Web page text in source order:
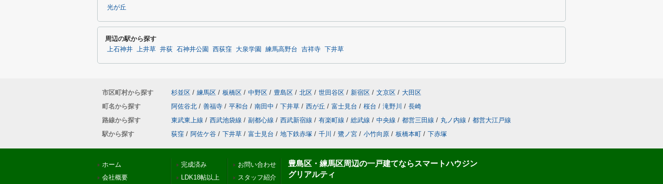
光が丘
周辺の駅から探す
上石神井 上井草 井荻 石神井公園 西荻窪 大泉学園 練馬高野台 吉祥寺 下井草
市区町村から探す 杉並区 / 練馬区 / 板橋区 / 中野区 / 豊島区 / 北区 / 世田谷区 / 新宿区 / 文京区 / 大田区
町名から探す
阿佐谷北 / 善福寺 / 平和台 / 南田中 / 下井草 / 西が丘 / 富士見台 / 桜台 / 滝野川 / 長崎
路線から探す
東武東上線 / 西武池袋線 / 副都心線 / 西武新宿線 / 有楽町線 / 総武線 / 中央線 / 都営三田線 / 丸ノ内線 / 都営大江戸線
駅から探す
荻窪 / 阿佐ケ谷 / 下井草 / 富士見台 / 地下鉄赤塚 / 千川 / 鷺ノ宮 / 小竹向原 / 板橋本町 / 下赤塚
ホーム
会社概要
完成済み
LDK18帖以上
お問い合わせ
スタッフ紹介
豊島区・練馬区周辺の一戸建てならスマートハウジン
グリアルティ